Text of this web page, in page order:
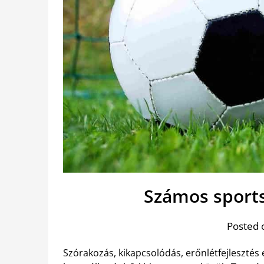
Számos
Posted
Szórakozás, kikapcsolódás,